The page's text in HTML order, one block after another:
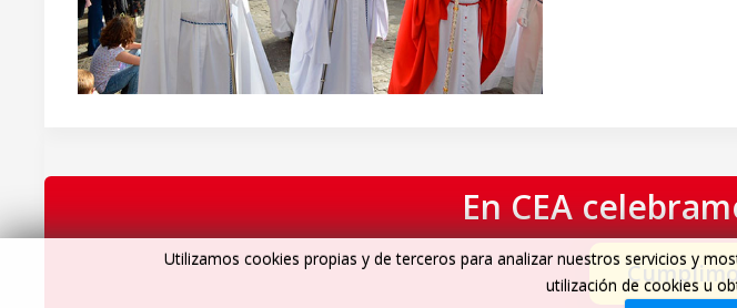
En CEA
Utilizamos cookies propias y de terceros para analizar nuestros servicios y
utilización de cookies u